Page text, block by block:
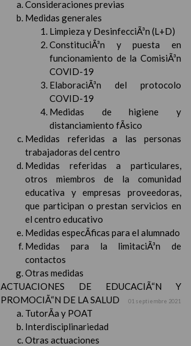
Consideraciones previas
Medidas generales
Limpieza y DesinfecciÃ³n (L+D)
ConstituciÃ³n y puesta en
funcionamiento de la ComisiÃ³n
COVID-19
ElaboraciÃ³n del protocolo
COVID-19
Medidas de higiene y
distanciamiento fÃ­sico
Medidas referidas a las personas
trabajadoras del centro
Medidas referidas a particulares,
otros miembros de la comunidad
educativa y empresas proveedoras,
que participan o prestan servicios en
el centro educativo
Medidas especÃ­ficas para el alumnado
Medidas para la limitaciÃ³n de
contactos
Otras medidas
ACTUACIONES DE EDUCACIÃ“N Y
PROMOCIÃ“N DE LA SALUD
01 septiembre 2021
TutorÃ­a y POAT
Interdisciplinariedad
Otras actuaciones